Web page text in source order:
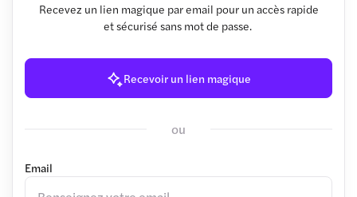
Recevez un lien magique par email pour un accès rapide
et sécurisé sans mot de passe.
Recevoir un lien magique
ou
Email